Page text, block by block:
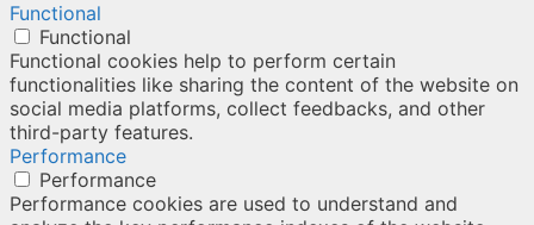
Functional
Functional
Functional cookies help to perform certain
functionalities like sharing the content of the website on
social media platforms, collect feedbacks, and other
third-party features.
Performance
Performance
Performance cookies are used to understand and